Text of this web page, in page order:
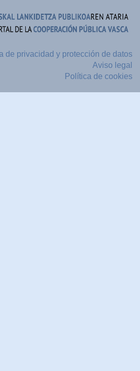
de privacidad y protección de datos
Aviso legal
Política de cookies